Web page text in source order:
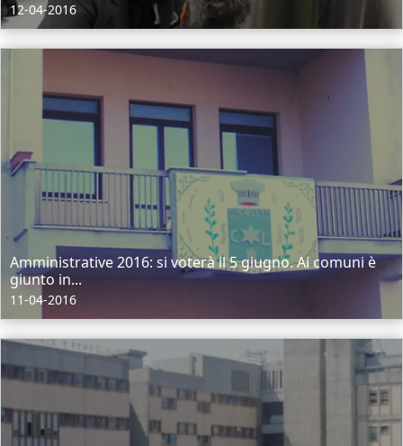
12-04-2016
Amministrative 2016: si voterà il 5 giugno. Ai comuni è
giunto in...
11-04-2016